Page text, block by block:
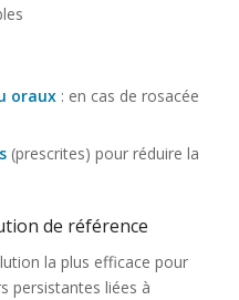
oraux : en cas de rosacée
(prescrites) pour réduire la
de référence
la plus efficace pour
persistantes liées à